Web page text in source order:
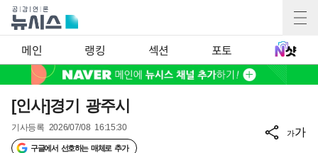
메인 랭킹 섹션 포토
[인사]경기 광주시
기사등록 2026/07/08 16:15:30
구글에서 선호하는 매체로 추가
가가